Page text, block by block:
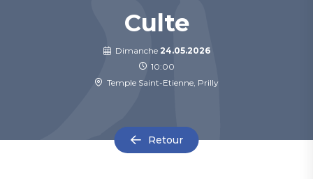
Culte
Dimanche 24.05.2026
10:00
Temple Saint-Etienne, Prilly
Retour